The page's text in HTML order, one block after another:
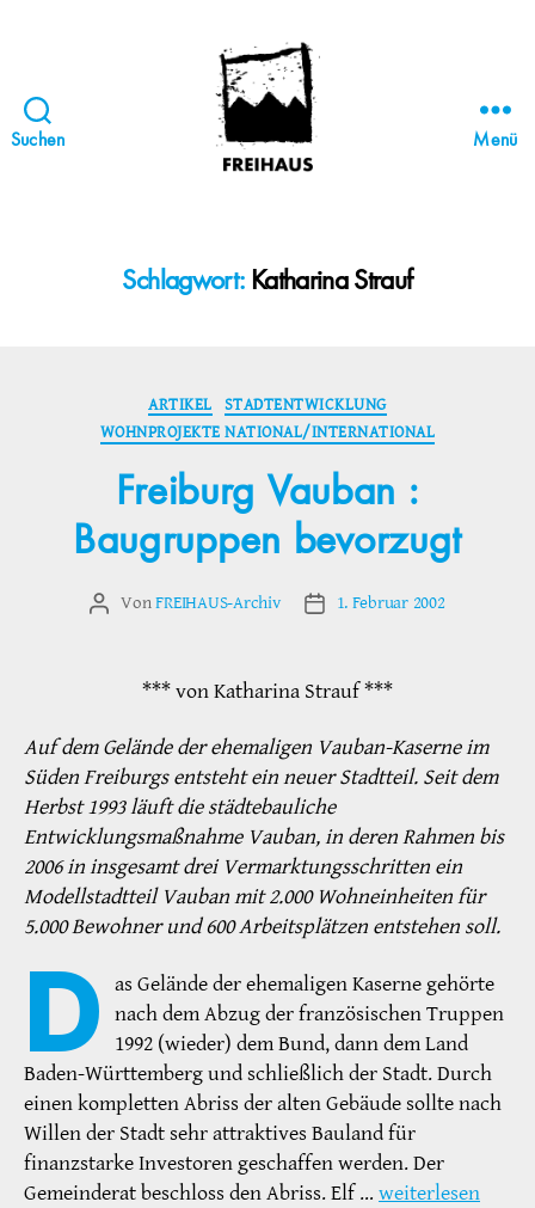
Suchen
STATTBAU
HAMBURG
Menü
Schlagwort: Katharina Strauf
Kategorien
ARTIKEL
STADTENTWICKLUNG
WOHNPROJEKTE NATIONAL/INTERNATIONAL
Freiburg Vauban :
Baugruppen bevorzugt
Beitragsautor
VonFREIHAUS-Archiv Veröffentlichungsdatum
1. Februar 2002
*** von Katharina Strauf ***
Auf dem Gelände der ehemaligen Vauban-Kaserne im
Süden Freiburgs entsteht ein neuer Stadtteil. Seit dem
Herbst 1993 läuft die städtebauliche
Entwicklungsmaßnahme Vauban, in deren Rahmen bis
2006 in insgesamt drei Vermarktungsschritten ein
Modellstadtteil Vauban mit 2.000 Wohneinheiten für
5.000 Bewohner und 600 Arbeitsplätzen entstehen soll.
D as Gelände der ehemaligen Kaserne gehörte
nach dem Abzug der französischen Truppen
1992 (wieder) dem Bund, dann dem Land
Baden-Württemberg und schließlich der Stadt. Durch
einen kompletten Abriss der alten Gebäude sollte nach
Willen der Stadt sehr attraktives Bauland für
finanzstarke Investoren geschaffen werden. Der
Gemeinderat beschloss den Abriss. Elf … weiterlesen